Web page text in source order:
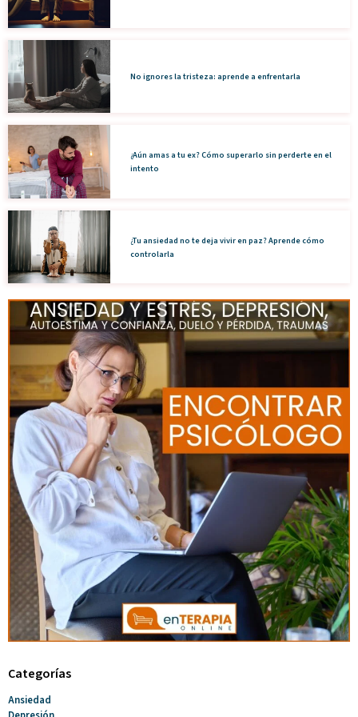
No ignores la tristeza: aprende a enfrentarla
¿Aún amas a tu ex? Cómo superarlo sin perderte en el
intento
¿Tu ansiedad no te deja vivir en paz? Aprende cómo
controlarla
Categorías
Ansiedad